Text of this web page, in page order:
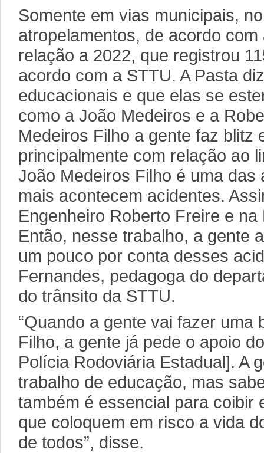
Somente em vias municipais,
atropelamentos, de acordo
relação a 2022, que registrou
acordo com a STTU. A Pasta
educacionais e que elas se
como a João Medeiros e a
Medeiros Filho a gente faz blitz
principalmente com relação ao
João Medeiros Filho é uma das
mais acontecem acidentes.
Engenheiro Roberto Freire e
Então, nesse trabalho, a gente
um pouco por conta desses
Fernandes, pedagoga do
do trânsito da STTU.
“Quando a gente vai fazer uma
Filho, a gente já pede o apoio
Polícia Rodoviária Estadual]. A
trabalho de educação, mas
também é essencial para coibir
que coloquem em risco a vida
de todos”, disse.